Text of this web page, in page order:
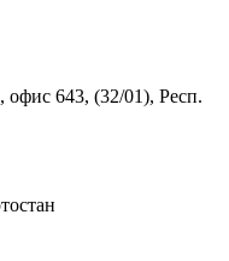
офис 643, (32/01), Респ.